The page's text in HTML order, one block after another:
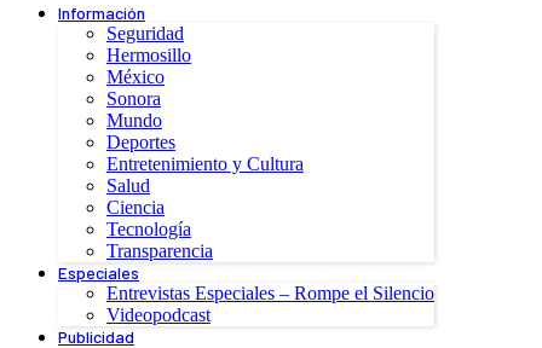
Información
Seguridad
Hermosillo
México
Sonora
Mundo
Deportes
Entretenimiento y Cultura
Salud
Ciencia
Tecnología
Transparencia
Especiales
Entrevistas Especiales – Rompe el Silencio
Videopodcast
Publicidad